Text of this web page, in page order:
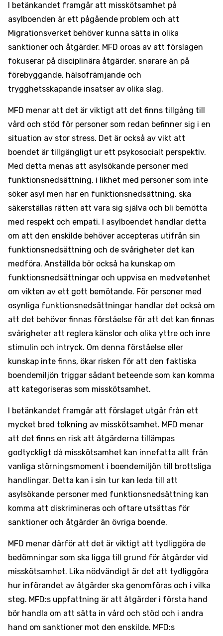
I betänkandet framgår att misskötsamhet på
asylboenden är ett pågående problem och att
Migrationsverket behöver kunna sätta in olika
sanktioner och åtgärder. MFD oroas av att förslagen
fokuserar på disciplinära åtgärder, snarare än på
förebyggande, hälsofrämjande och
trygghetsskapande insatser av olika slag.
MFD menar att det är viktigt att det finns tillgång till
vård och stöd för personer som redan befinner sig i en
situation av stor stress. Det är också av vikt att
boendet är tillgängligt ur ett psykosocialt perspektiv.
Med detta menas att asylsökande personer med
funktionsnedsättning, i likhet med personer som inte
söker asyl men har en funktionsnedsättning, ska
säkerställas rätten att vara sig själva och bli bemötta
med respekt och empati. I asylboendet handlar detta
om att den enskilde behöver accepteras utifrån sin
funktionsnedsättning och de svårigheter det kan
medföra. Anställda bör också ha kunskap om
funktionsnedsättningar och uppvisa en medvetenhet
om vikten av ett gott bemötande. För personer med
osynliga funktionsnedsättningar handlar det också om
att det behöver finnas förståelse för att det kan finnas
svårigheter att reglera känslor och olika yttre och inre
stimulin och intryck. Om denna förståelse eller
kunskap inte finns, ökar risken för att den faktiska
boendemiljön triggar sådant beteende som kan komma
att kategoriseras som misskötsamhet.
I betänkandet framgår att förslaget utgår från ett
mycket bred tolkning av misskötsamhet. MFD menar
att det finns en risk att åtgärderna tillämpas
godtyckligt då misskötsamhet kan innefatta allt från
vanliga störningsmoment i boendemiljön till brottsliga
handlingar. Detta kan i sin tur kan leda till att
asylsökande personer med funktionsnedsättning kan
komma att diskrimineras och oftare utsättas för
sanktioner och åtgärder än övriga boende.
MFD menar därför att det är viktigt att tydliggöra de
bedömningar som ska ligga till grund för åtgärder vid
misskötsamhet. Lika nödvändigt är det att tydliggöra
hur införandet av åtgärder ska genomföras och i vilka
steg. MFD:s uppfattning är att åtgärder i första hand
bör handla om att sätta in vård och stöd och i andra
hand om sanktioner mot den enskilde. MFD:s